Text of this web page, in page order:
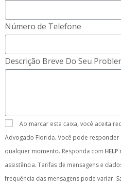
Número de Telefone
Descrição Breve Do Seu
Ao marcar esta caixa, você aceita
Advogado Florida. Você pode responder
qualquer momento. Responda com HELP
assistência. Tarifas de mensagens e
frequência das mensagens pode variar.